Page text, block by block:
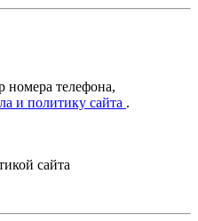
номера телефона,
и политику сайта .
сайта